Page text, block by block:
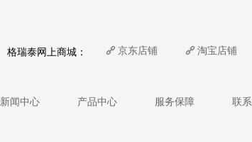
格瑞泰网上商城： 끑 京东店铺 끑 淘宝店铺
新闻中心 产品中心 服务保障 联